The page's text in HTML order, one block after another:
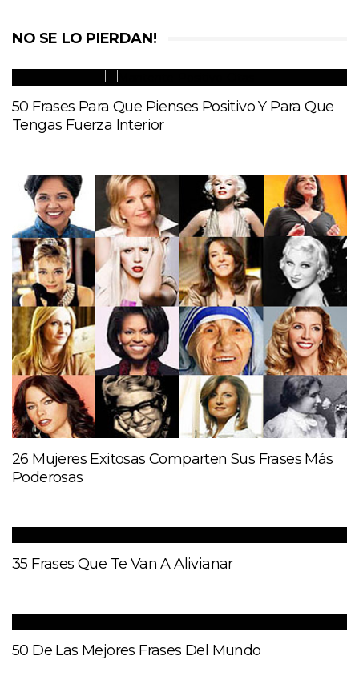
NO SE LO PIERDAN!
50 Frases Para Que Pienses Positivo Y Para Que
Tengas Fuerza Interior
26 Mujeres Exitosas Comparten Sus Frases Más
Poderosas
35 Frases Que Te Van A Alivianar
50 De Las Mejores Frases Del Mundo